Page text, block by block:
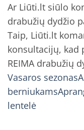
Ar Liūti.lt siūlo
drabužių dydžio
Taip, Liūti.lt
konsultacijų, kad
REIMA drabužių
Vasaros sezonas
berniukams
lentelė